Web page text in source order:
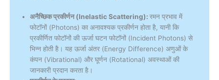
अनैच्छिक प्रकीर्णन (Inelastic Scattering): रमन प्रभाव में
फोटॉनों (Photons) का अनावश्यक प्रकीर्णन होता है, यानी कि
प्रकीर्णित फोटॉनों की ऊर्जा घटन फोटॉनों (Incident Photons) से
भिन्न होती है। यह ऊर्जा अंतर (Energy Difference) अणुओं के
कंपन (Vibrational) और घूर्णन (Rotational) अवस्थाओं की
जानकारी प्रदान करता है।